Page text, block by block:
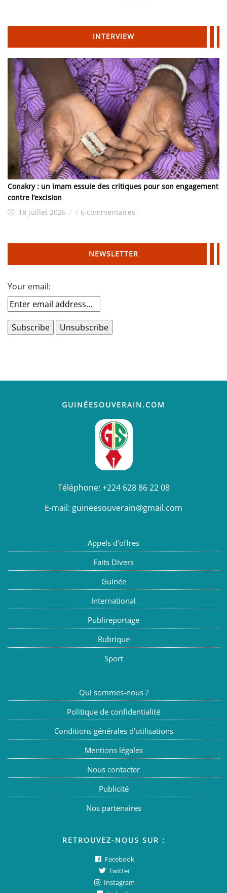
INTERVIEW
Conakry : un imam essuie des critiques pour son engagement
contre l’excision
18 juillet 2026 / / 6 commentaires
NEWSLETTER
Your email:
GUINÉESOUVERAIN.COM
Téléphone: +224 628 86 22 08
E-mail: guineesouverain@gmail.com
Appels d’offres
Faits Divers
Guinée
International
Publireportage
Rubrique
Sport
Qui sommes-nous ?
Politique de confidentialité
Conditions générales d’utilisations
Mentions légales
Nous contacter
Publicité
Nos partenaires
RETROUVEZ-NOUS SUR :
Facebook
Twitter
Instagram